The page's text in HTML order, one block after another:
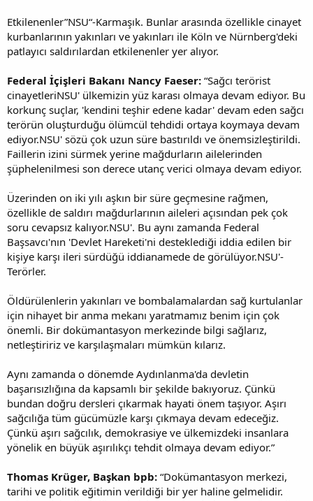
Etkilenenler”NSU“-Karmaşık. Bunlar arasında özellikle cinayet
kurbanlarının yakınları ve yakınları ile Köln ve Nürnberg'deki
patlayıcı saldırılardan etkilenenler yer alıyor.
Federal İçişleri Bakanı Nancy Faeser: “Sağcı terörist
cinayetleriNSU' ülkemizin yüz karası olmaya devam ediyor. Bu
korkunç suçlar, 'kendini teşhir edene kadar' devam eden sağcı
terörün oluşturduğu ölümcül tehdidi ortaya koymaya devam
ediyor.NSU' sözü çok uzun süre bastırıldı ve önemsizleştirildi.
Faillerin izini sürmek yerine mağdurların ailelerinden
şüphelenilmesi son derece utanç verici olmaya devam ediyor.
Üzerinden on iki yılı aşkın bir süre geçmesine rağmen,
özellikle de saldırı mağdurlarının aileleri açısından pek çok
soru cevapsız kalıyor.NSU'. Bu aynı zamanda Federal
Başsavcı'nın 'Devlet Hareketi'ni desteklediği iddia edilen bir
kişiye karşı ileri sürdüğü iddianamede de görülüyor.NSU'-
Terörler.
Öldürülenlerin yakınları ve bombalamalardan sağ kurtulanlar
için nihayet bir anma mekanı yaratmamız benim için çok
önemli. Bir dokümantasyon merkezinde bilgi sağlarız,
netleştiririz ve karşılaşmaları mümkün kılarız.
Aynı zamanda o dönemde Aydınlanma'da devletin
başarısızlığına da kapsamlı bir şekilde bakıyoruz. Çünkü
bundan doğru dersleri çıkarmak hayati önem taşıyor. Aşırı
sağcılığa tüm gücümüzle karşı çıkmaya devam edeceğiz.
Çünkü aşırı sağcılık, demokrasiye ve ülkemizdeki insanlara
yönelik en büyük aşırılıkçı tehdit olmaya devam ediyor.”
Thomas Krüger, Başkan bpb: “Dokümantasyon merkezi,
tarihi ve politik eğitimin verildiği bir yer haline gelmelidir.